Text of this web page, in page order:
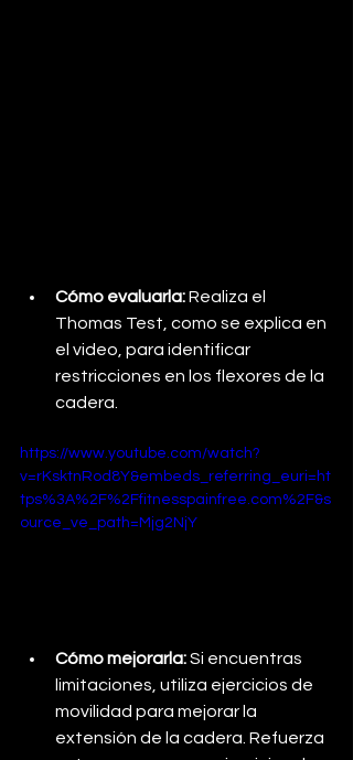
Cómo evaluarla: Realiza el
Thomas Test, como se explica en
el video, para identificar
restricciones en los flexores de la
cadera.
https://www.youtube.com/watch?
v=rKsktnRod8Y&embeds_referring_euri=ht
tps%3A%2F%2Ffitnesspainfree.com%2F&s
ource_ve_path=Mjg2NjY
Cómo mejorarla: Si encuentras
limitaciones, utiliza ejercicios de
movilidad para mejorar la
extensión de la cadera. Refuerza